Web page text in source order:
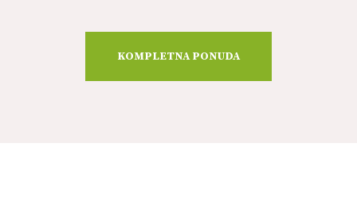
KOMPLETNA PONUDA